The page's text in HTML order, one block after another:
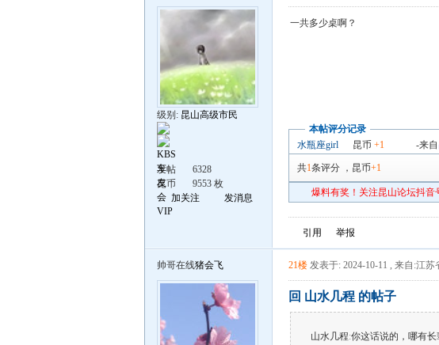
级别: 昆山高级市民
发帖
6328
昆币
9553 枚
加关注
发消息
一共多少桌啊？
本帖评分记录
水瓶座girl
昆币 +1 -来自
共1条评分 ， 昆币+1
爆料有奖！关注昆山论坛抖音
引用 举报
帅哥在线猪会飞 21楼 发表于: 2024-10-11 , 来自:江苏
回 山水几程 的帖子
山水几程:你这话说的，哪有